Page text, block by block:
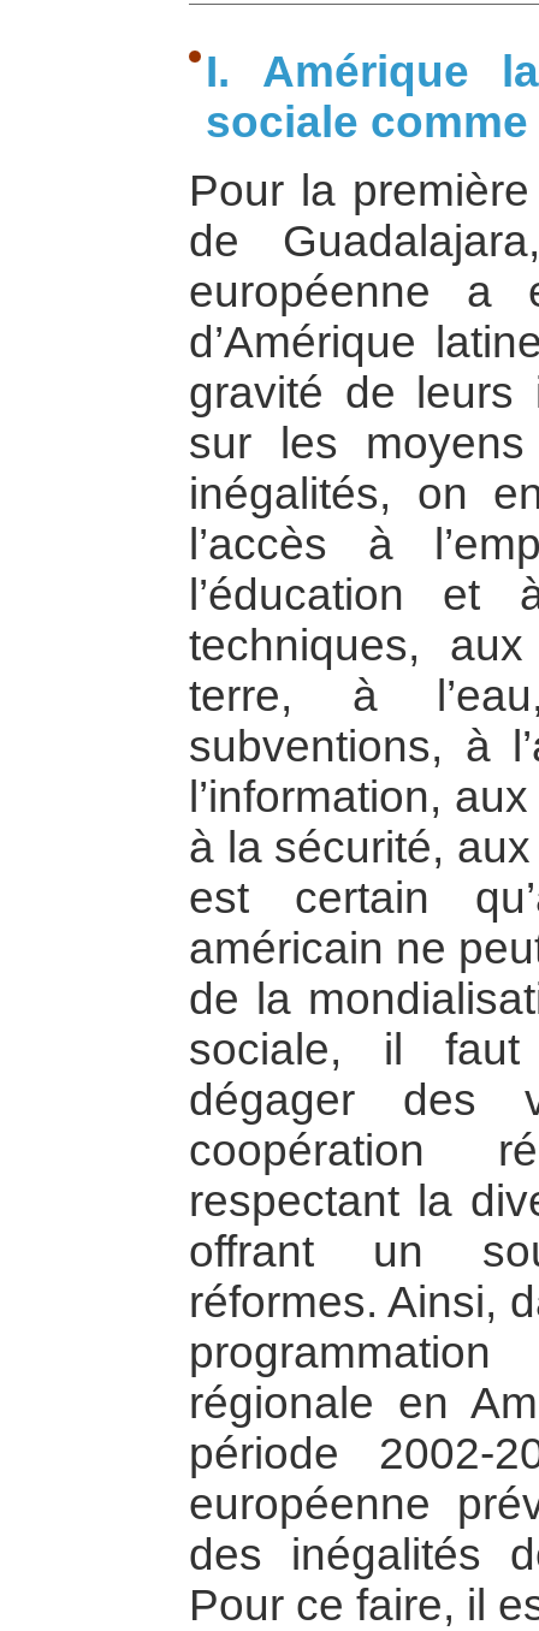
I. Amérique
sociale
Pour la
de
européenne a
d’Amérique
gravité de leurs
sur les
inégalités, on
l’accès à
l’éducation
techniques,
terre, à
subventions, à
l’information,
à la sécurité,
est certain
américain ne
de la
sociale, il
dégager des
coopération
respectant la
offrant un
réformes. Ainsi,
régionale en
période 2002-
européenne
des inégalités
Pour ce faire, il